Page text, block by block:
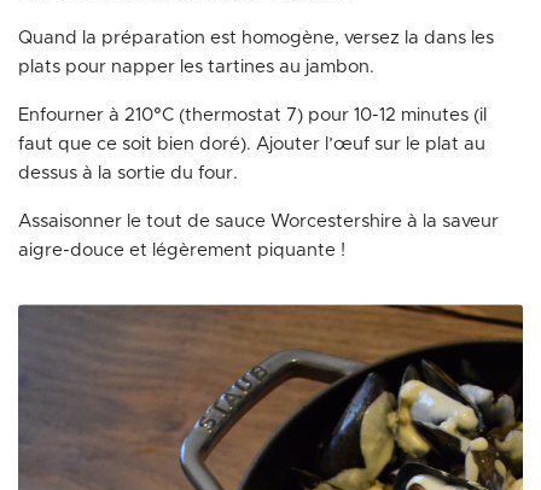
Quand la préparation est homogène, versez la dans les
plats pour napper les tartines au jambon.
Enfourner à 210°C (thermostat 7) pour 10-12 minutes (il
faut que ce soit bien doré). Ajouter l’œuf sur le plat au
dessus à la sortie du four.
Assaisonner le tout de sauce Worcestershire à la saveur
aigre-douce et légèrement piquante !